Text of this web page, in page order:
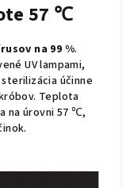
57 ℃
na 99 %.
UV lampami,
účinne
Teplota
na úrovni 57 ℃,